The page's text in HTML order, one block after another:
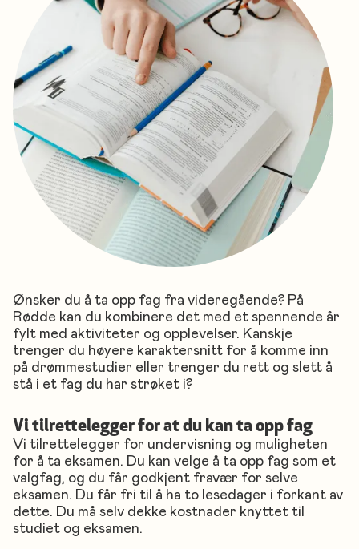
Ønsker du å ta opp fag fra videregående? På
Rødde kan du kombinere det med et spennende år
fylt med aktiviteter og opplevelser. Kanskje
trenger du høyere karaktersnitt for å komme inn
på drømmestudier eller trenger du rett og slett å
stå i et fag du har strøket i?
Vi tilrettelegger for at du kan ta opp fag
Vi tilrettelegger for undervisning og muligheten
for å ta eksamen. Du kan velge å ta opp fag som et
valgfag, og du får godkjent fravær for selve
eksamen. Du får fri til å ha to lesedager i forkant av
dette. Du må selv dekke kostnader knyttet til
studiet og eksamen.